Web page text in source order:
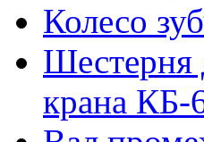
Колесо
Шестерня
крана КБ-